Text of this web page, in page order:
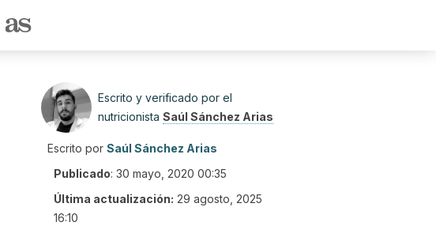
Escrito y verificado por el
nutricionista Saúl Sánchez Arias
Escrito por Saúl Sánchez Arias
Publicado: 30 mayo, 2020 00:35
Última actualización: 29 agosto, 2025
16:10